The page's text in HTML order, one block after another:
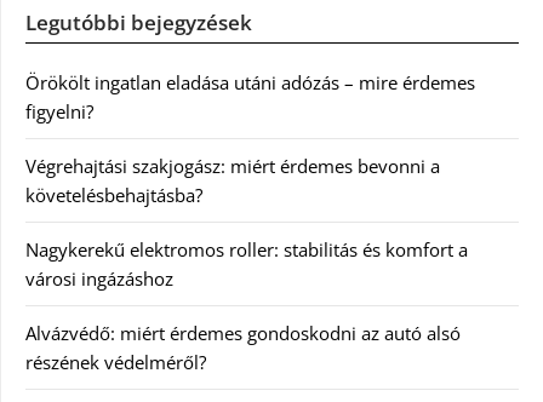
Legutóbbi bejegyzések
Örökölt ingatlan eladása utáni adózás – mire érdemes
figyelni?
Végrehajtási szakjogász: miért érdemes bevonni a
követelésbehajtásba?
Nagykerekű elektromos roller: stabilitás és komfort a
városi ingázáshoz
Alvázvédő: miért érdemes gondoskodni az autó alsó
részének védelméről?